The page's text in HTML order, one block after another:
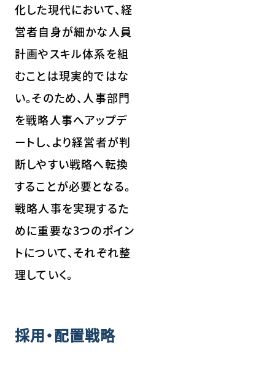
化した現代において、経
営者自身が細かな人員
計画やスキル体系を組
むことは現実的ではな
い。そのため、人事部門
を戦略人事へアップデ
ートし、より経営者が判
断しやすい戦略へ転換
することが必要となる。
戦略人事を実現するた
めに重要な3つのポイン
トについて、それぞれ整
理していく。
採用・配置戦略